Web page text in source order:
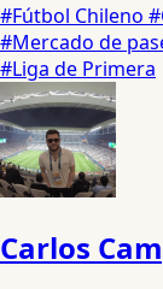
#Fútbol Chileno
#Mercado de
#Liga de Primera
Carlos